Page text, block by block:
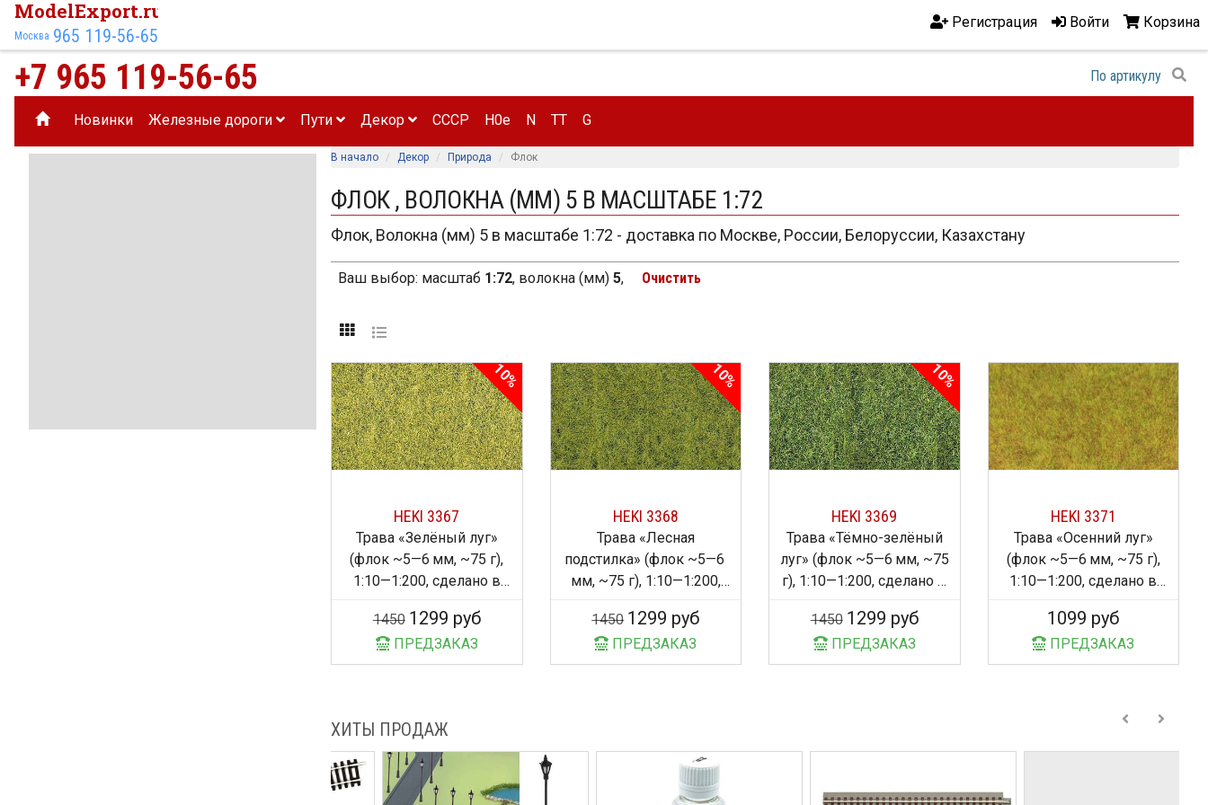
ModelExport.ru
Москва 965 119-56-65
Регистрация Войти Корзина
+7 965 119-56-65
Новинки Железные дороги Пути Декор CCCP H0e N TT G
В начало Декор Природа Флок
ФЛОК , ВОЛОКНА (ММ) 5 В МАСШТАБЕ 1:72
Флок, Волокна (мм) 5 в масштабе 1:72 - доставка по Москве, России, Белоруссии, Казахстану
Ваш выбор: масштаб 1:72, волокна (мм) 5, Очистить
HEKI 3367
Трава «Зелёный луг»
(флок ~5—6 мм, ~75 г),
1:10—1:200, сделано в
10%
1450 1299 руб
ПРЕДЗАКАЗ
HEKI 3368
Трава «Лесная
подстилка» (флок ~5—6
мм, ~75 г), 1:10—1:200,
10%
1450 1299 руб
ПРЕДЗАКАЗ
HEKI 3369
Трава «Тёмно-зелёный
луг» (флок ~5—6 мм, ~75
г), 1:10—1:200, сделано в
10%
1450 1299 руб
ПРЕДЗАКАЗ
HEKI 3371
Трава «Осенний луг»
(флок ~5—6 мм, ~75 г),
1:10—1:200, сделано в
1099 руб
ПРЕДЗАКАЗ
ХИТЫ ПРОДАЖ
14%